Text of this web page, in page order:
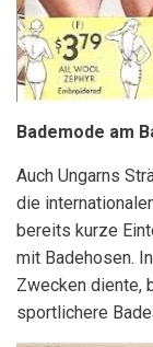
Bademode am
Auch Ungarns
die
bereits kurze
mit Badehosen.
Zwecken diente,
sportlichere